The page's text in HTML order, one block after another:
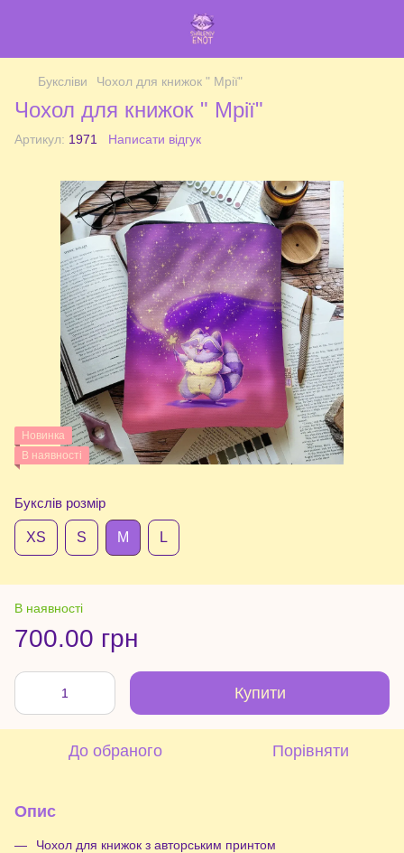
Буксліви Чохол для книжок " Мрії"
Чохол для книжок " Мрії"
Артикул: 1971 Написати відгук
Новинка
В наявності
Букслів розмір
XS S М L
В наявності
700.00 грн
Купити
До обраного Порівняти
Опис
Чохол для книжок з авторським принтом